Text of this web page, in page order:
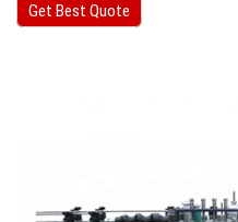
Get Best Quote